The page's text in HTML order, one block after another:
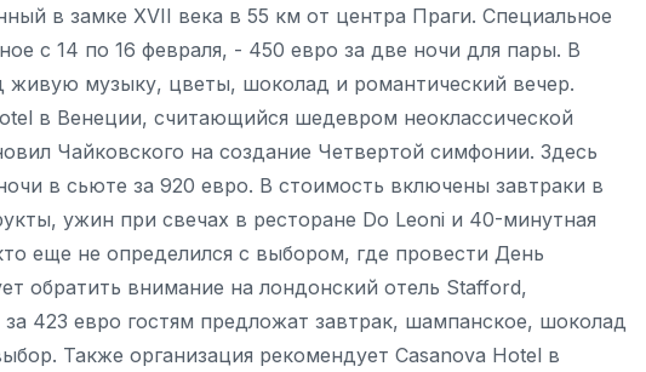
в замке XVII века в 55 км от центра Праги. Специальное
с 14 по 16 февраля, - 450 евро за две ночи для пары. В
живую музыку, цветы, шоколад и романтический вечер.
в Венеции, считающийся шедевром неоклассической
Чайковского на создание Четвертой симфонии. Здесь
в сьюте за 920 евро. В стоимость включены завтраки в
ужин при свечах в ресторане Do Leoni и 40-минутная
еще не определился с выбором, где провести День
обратить внимание на лондонский отель Stafford,
423 евро гостям предложат завтрак, шампанское, шоколад
Также организация рекомендует Casanova Hotel в